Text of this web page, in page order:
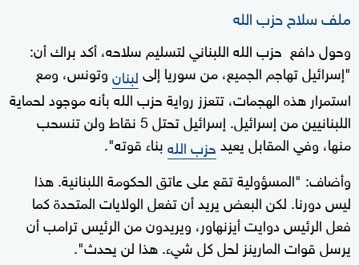
ملف سلاح حزب الله
وحول دافع حزب الله اللبناني لتسليم سلاحه، أكد براك أن:
"إسرائيل تهاجم الجميع، من سوريا إلىلبنانوتونس، ومع
استمرار هذه الهجمات، تتعزز رواية حزب الله بأنه موجود لحماية
اللبنانيين من إسرائيل. إسرائيل تحتل 5 نقاط ولن تنسحب
منها، وفي المقابل يعيدحزب اللهبناء قوته".
وأضاف: "المسؤولية تقع على عاتق الحكومة اللبنانية. هذا
ليس دورنا. لكن البعض يريد أن تفعل الولايات المتحدة كما
فعل الرئيس دوايت أيزنهاور، ويريدون من الرئيس ترامب أن
يرسل قوات المارينز لحل كل شيء. هذا لن يحدث".